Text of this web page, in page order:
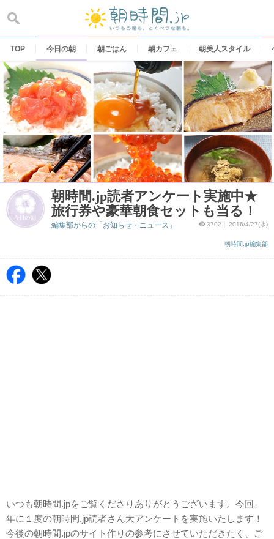
content
TOP 今日の朝 朝ごはん 朝カフェ 朝美人スタイル
朝時間.jp読者アンケート実施中★
旅行券や豪華朝食セットも当る！
3702 2016/4/27(水)
朝時間.jp編集部
編集部からの「お知らせ・ニュース」
いつも朝時間.jpをご覧くださりありがとうございます。今回、
年に１度の朝時間.jp読者さん大アンケートを実施いたします！
今後の朝時間.jpのサイト作りの参考にさせていただきたく、ご